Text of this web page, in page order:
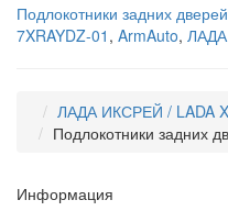
Подлокотники задних
7XRAYDZ-01 , ArmAuto,
ЛАДА ИКСРЕЙ / LADA
Подлокотники задних
Информация